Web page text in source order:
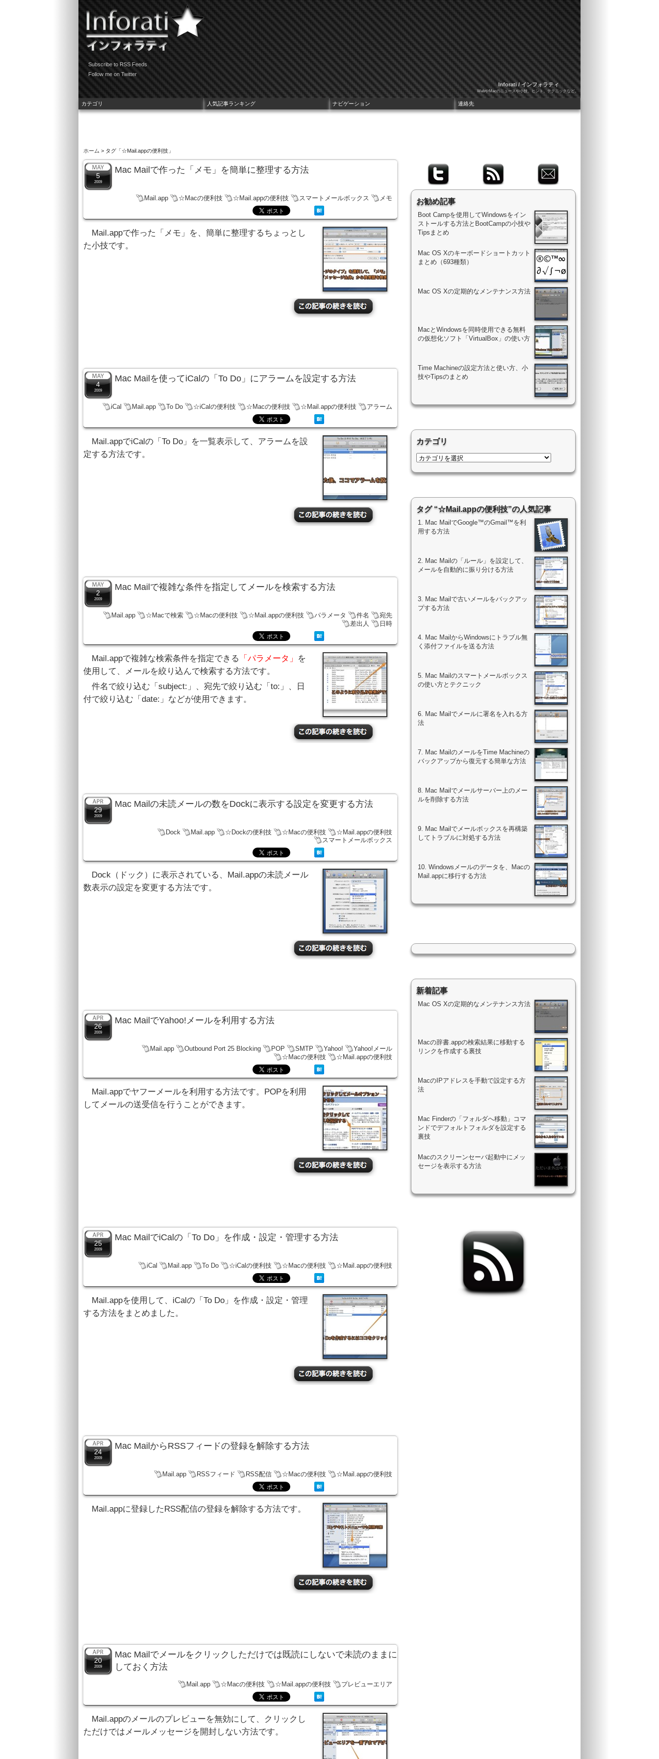
Inforati / インフォラティ
WebやMacのニュースや小技、ヒント、テクニックなど。
Subscribe to RSS Feeds
Follow me on Twitter
ホーム > タグ「☆Mail.appの便利技」
5
2009
Mac Mailで作った「メモ」を簡単に整理する方法
Mail.app ☆Macの便利技 ☆Mail.appの便利技 スマートメールボックス メモ
Mail.appで作った「メモ」を、簡単に整理するちょっとし
た小技です。
4
2009
Mac Mailを使ってiCalの「To Do」にアラームを設定する方法
iCal Mail.app To Do ☆iCalの便利技 ☆Macの便利技 ☆Mail.appの便利技 アラーム
Mail.appでiCalの「To Do」を一覧表示して、アラームを設
定する方法です。
2
2009
Mac Mailで複雑な条件を指定してメールを検索する方法
Mail.app ☆Macで検索 ☆Macの便利技 ☆Mail.appの便利技 パラメータ 件名
宛先
差出人
日時
Mail.appで複雑な検索条件を指定できる 「パラメータ」
を
使用して、メールを絞り込んで検索する方法です。
件名で絞り込む「subject:」、宛先で絞り込む「to:」、日
付で絞り込む「date:」などが使用できます。
29
2009
Mac Mailの未読メールの数をDockに表示する設定を変更する方法
Dock Mail.app ☆Dockの便利技 ☆Macの便利技
☆Mail.appの便利技
スマートメールボックス
Dock（ドック）に表示されている、Mail.appの未読メール
数表示の設定を変更する方法です。
26
2009
Mac MailでYahoo!メールを利用する方法
Mail.app Outbound Port 25 Blocking POP SMTP Yahoo!
Yahoo!メール
☆Macの便利技
☆Mail.appの便利技
Mail.appでヤフーメールを利用する方法です。POPを利用
してメールの送受信を行うことができます。
25
2009
Mac MailでiCalの「To Do」を作成・設定・管理する方法
iCal Mail.app To Do ☆iCalの便利技 ☆Macの便利技 ☆Mail.appの便利技
Mail.appを使用して、iCalの「To Do」を作成・設定・管理
する方法をまとめました。
24
2009
Mac MailからRSSフィードの登録を解除する方法
Mail.app RSSフィード RSS配信 ☆Macの便利技 ☆Mail.appの便利技
Mail.appに登録したRSS配信の登録を解除する方法です。
20
2009
Mac Mailでメールをクリックしただけでは既読にしないで未読のままに
しておく方法
Mail.app ☆Macの便利技 ☆Mail.appの便利技 プレビューエリア
Mail.appのメールのプレビューを無効にして、クリックし
ただけではメールメッセージを開封しない方法です。
お勧め記事
Boot Campを使用してWindowsをイン
ストールする方法とBootCampの小技や
Tipsまとめ
Mac OS Xのキーボードショートカット
まとめ（693種類）
Mac OS Xの定期的なメンテナンス方法
MacとWindowsを同時使用できる無料
の仮想化ソフト「VirtualBox」の使い方
Time Machineの設定方法と使い方、小
技やTipsのまとめ
カテゴリ
タグ “☆Mail.appの便利技”の人気記事
1. Mac MailでGoogle™のGmail™を利
用する方法
2. Mac Mailの「ルール」を設定して、
メールを自動的に振り分ける方法
3. Mac Mailで古いメールをバックアッ
プする方法
4. Mac MailからWindowsにトラブル無
く添付ファイルを送る方法
5. Mac Mailのスマートメールボックス
の使い方とテクニック
6. Mac Mailでメールに署名を入れる方
法
7. Mac MailのメールをTime Machineの
バックアップから復元する簡単な方法
8. Mac Mailでメールサーバー上のメー
ルを削除する方法
9. Mac Mailでメールボックスを再構築
してトラブルに対処する方法
10. Windowsメールのデータを、Macの
Mail.appに移行する方法
新着記事
Mac OS Xの定期的なメンテナンス方法
Macの辞書.appの検索結果に移動する
リンクを作成する裏技
MacのIPアドレスを手動で設定する方
法
Mac Finderの「フォルダへ移動」コマ
ンドでデフォルトフォルダを設定する
裏技
Macのスクリーンセーバ起動中にメッ
セージを表示する方法
カテゴリ 人気記事ランキング ナビゲーション 連絡先